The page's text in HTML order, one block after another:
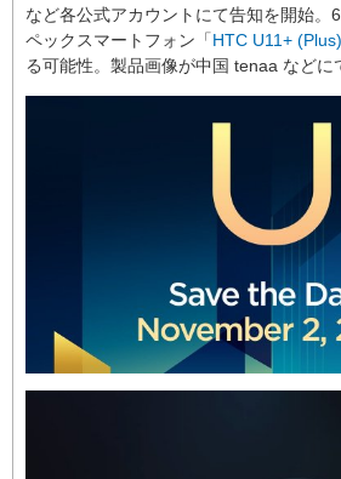
など各公式アカウントにて告知を開始。
ペックスマートフォン「HTC U11+ (Plus)
る可能性。製品画像が中国 tenaa などに